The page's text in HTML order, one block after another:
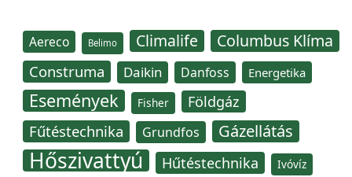
Aereco Belimo Climalife Columbus Klíma
Construma Daikin Danfoss Energetika
Események Fisher Földgáz
Fűtéstechnika Grundfos Gázellátás
Hőszivattyú Hűtéstechnika Ivóvíz